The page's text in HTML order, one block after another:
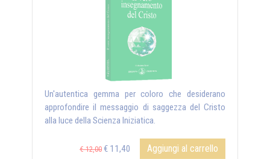
Un'autentica gemma per coloro che desiderano
approfondire il messaggio di saggezza del Cristo
alla luce della Scienza Iniziatica.
€ 12,00 € 11,40 Aggiungi al carrello